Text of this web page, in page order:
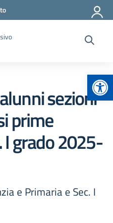
sezioni
prime
I grado 2025-
e Primaria e Sec. I